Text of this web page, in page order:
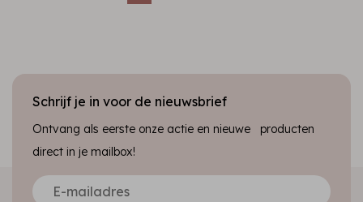
Schrijf je in voor de nieuwsbrief
Ontvang als eerste onze actie en nieuwe producten
direct in je mailbox!